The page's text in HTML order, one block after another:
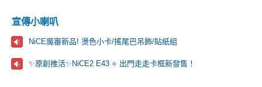
宣傳小喇叭
NiCE魔審新品! 燙色小卡/搖尾巴吊飾/貼紙組
✨原創推活✨NiCE2 E43 ⟡ 出門走走卡框新發售！